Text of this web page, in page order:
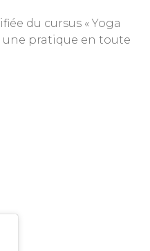
du cursus « Yoga
une pratique en toute